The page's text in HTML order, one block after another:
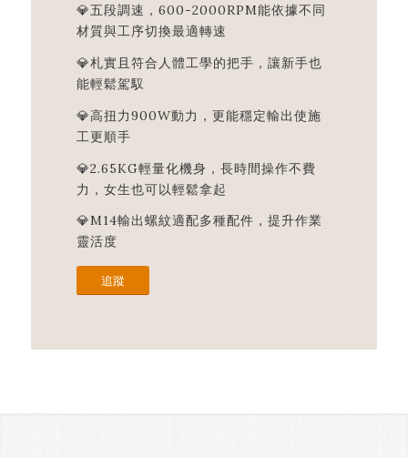
💎五段調速，600-2000RPM能依據不同
材質與工序切換最適轉速
💎札實且符合人體工學的把手，讓新手也
能輕鬆駕馭
💎高扭力900W動力，更能穩定輸出使施
工更順手
💎2.65KG輕量化機身，長時間操作不費
力，女生也可以輕鬆拿起
💎M14輸出螺紋適配多種配件，提升作業
靈活度
追蹤